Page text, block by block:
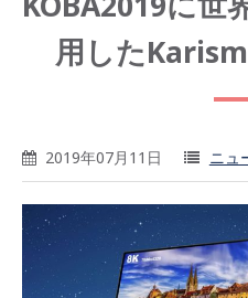
用した
2019年07月11日 ニュ